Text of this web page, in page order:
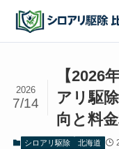
【2026
アリ駆
向と料
2026
7/14
シロアリ駆除 北海道